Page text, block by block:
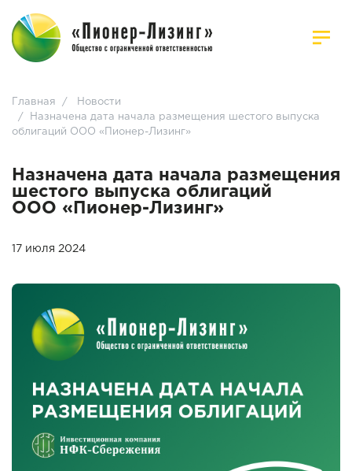
Главная /
Новости
/
Назначена дата начала размещения шестого выпуска
облигаций ООО «Пионер-Лизинг»
Назначена дата начала размещения
шестого выпуска облигаций
ООО «Пионер-Лизинг»
17 июля 2024